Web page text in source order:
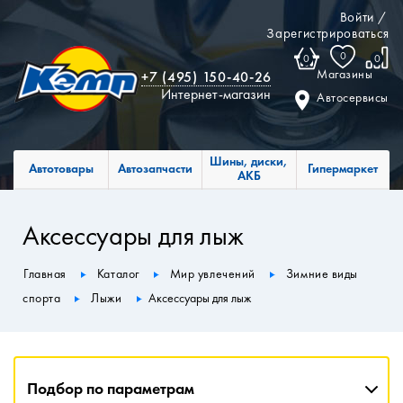
Войти /
Зарегистрироваться
0 0 0
Магазины
Автосервисы
+7 (495) 150-40-26
Интернет-магазин
Автотовары Автозапчасти
Шины, диски,
АКБ
Гипермаркет
Аксессуары для лыж
Главная Каталог Мир увлечений
Зимние виды
спорта
Лыжи Аксессуары для лыж
Подбор по параметрам